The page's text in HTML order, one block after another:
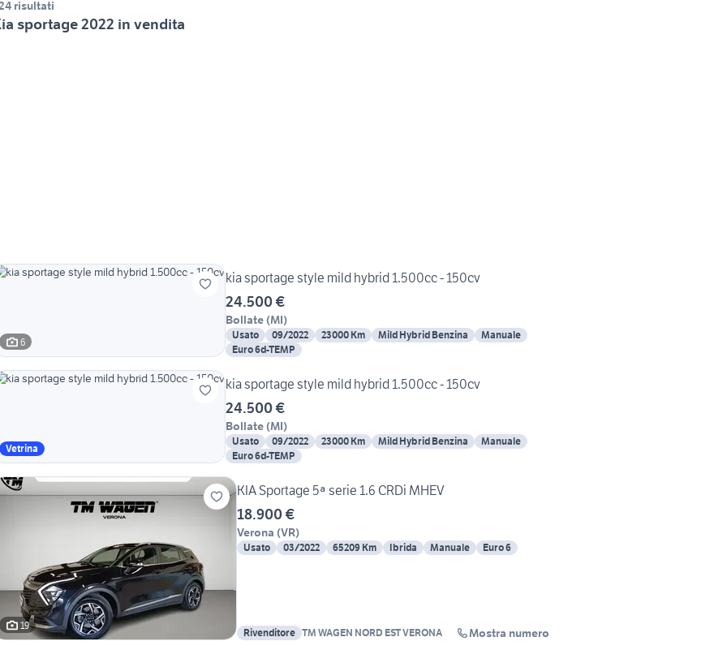
risultati
sportage 2022 in vendita
6
kia sportage style mild hybrid 1.500cc - 150cv
24.500 €
Bollate (MI)
Usato 09/2022 23000 Km Mild Hybrid Benzina
Manuale
Euro 6d-TEMP
Vetrina
kia sportage style mild hybrid 1.500cc - 150cv
24.500 €
Bollate (MI)
Usato 09/2022 23000 Km Mild Hybrid Benzina
Manuale
Euro 6d-TEMP
19
KIA Sportage 5ª serie 1.6 CRDi MHEV
18.900 €
Verona (VR)
Usato 03/2022 65209 Km Ibrida Manuale Euro 6
Rivenditore TM WAGEN NORD EST VERONA Mostra numero